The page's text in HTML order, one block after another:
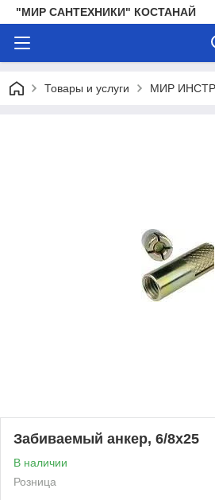
"МИР САНТЕХНИКИ" КОСТАНАЙ
Товары и услуги МИР
Забиваемый анкер, 6/8х25
В наличии
Розница